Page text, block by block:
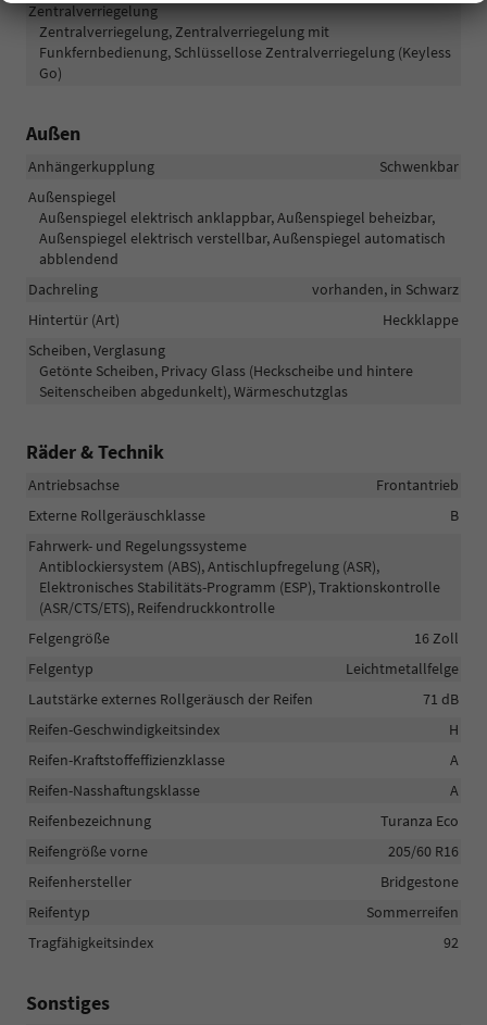
Zentralverriegelung
Zentralverriegelung, Zentralverriegelung mit
Funkfernbedienung, Schlüssellose Zentralverriegelung (Keyless
Go)
Außen
Anhängerkupplung
Schwenkbar
Außenspiegel
Außenspiegel elektrisch anklappbar, Außenspiegel beheizbar,
Außenspiegel elektrisch verstellbar, Außenspiegel automatisch
abblendend
Dachreling
vorhanden, in Schwarz
Hintertür (Art)
Heckklappe
Scheiben, Verglasung
Getönte Scheiben, Privacy Glass (Heckscheibe und hintere
Seitenscheiben abgedunkelt), Wärmeschutzglas
Räder & Technik
Antriebsachse
Frontantrieb
Externe Rollgeräuschklasse
B
Fahrwerk- und Regelungssysteme
Antiblockiersystem (ABS), Antischlupfregelung (ASR),
Elektronisches Stabilitäts-Programm (ESP), Traktionskontrolle
(ASR/CTS/ETS), Reifendruckkontrolle
Felgengröße
16 Zoll
Felgentyp
Leichtmetallfelge
Lautstärke externes Rollgeräusch der Reifen
71 dB
Reifen-Geschwindigkeitsindex
H
Reifen-Kraftstoffeffizienzklasse
A
Reifen-Nasshaftungsklasse
A
Reifenbezeichnung
Turanza Eco
Reifengröße vorne
205/60 R16
Reifenhersteller
Bridgestone
Reifentyp
Sommerreifen
Tragfähigkeitsindex
92
Sonstiges